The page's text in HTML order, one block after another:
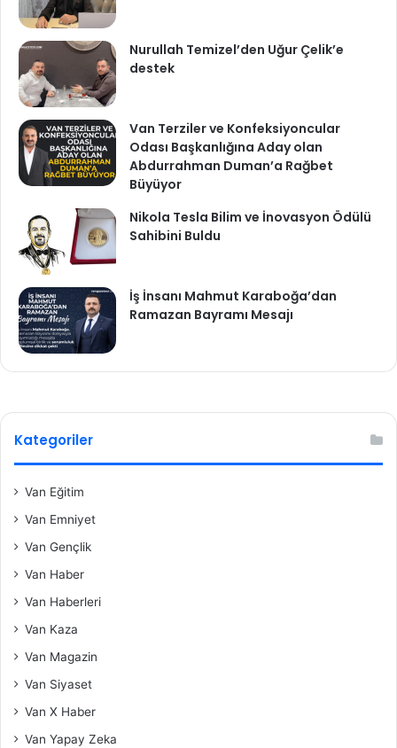
Nurullah Temizel’den Uğur Çelik’e
destek
Van Terziler ve Konfeksiyoncular
Odası Başkanlığına Aday olan
Abdurrahman Duman’a Rağbet
Büyüyor
Nikola Tesla Bilim ve İnovasyon Ödülü
Sahibini Buldu
İş İnsanı Mahmut Karaboğa’dan
Ramazan Bayramı Mesajı
Kategoriler
Van Eğitim
Van Emniyet
Van Gençlik
Van Haber
Van Haberleri
Van Kaza
Van Magazin
Van Siyaset
Van X Haber
Van Yapay Zeka